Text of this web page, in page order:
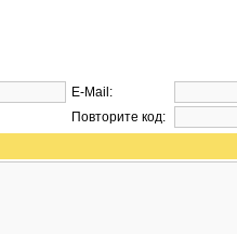
E-Mail:
Повторите код: